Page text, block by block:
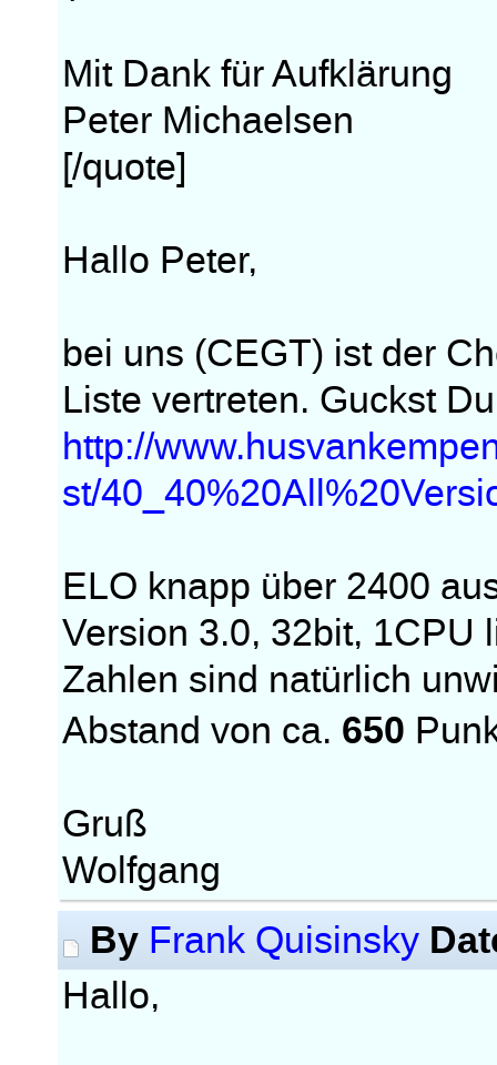
Mit Dank für Aufklärung
Peter Michaelsen
[/quote]
Hallo Peter,
bei uns (CEGT) ist der
Liste vertreten. Guckst
http://
st/
ELO knapp über 2400
Version 3.0, 32bit, 1CPU
Zahlen sind natürlich
Abstand von ca. 650
Gruß
Wolfgang
By Frank Quisinsky
Hallo,